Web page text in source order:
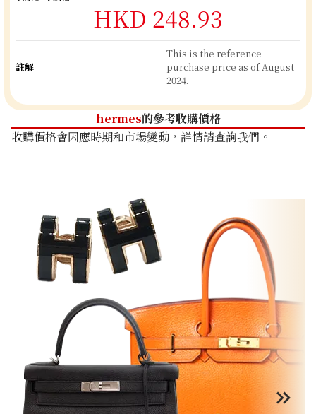
HKD 248.93
註解
This is the reference
purchase price as of August
2024.
hermes的參考收購價格
收購價格會因應時期和市場變動，詳情請查詢我們。